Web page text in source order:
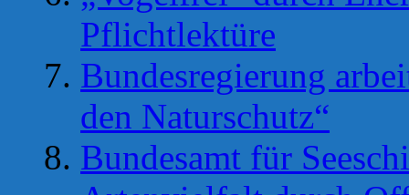
Pflichtlektüre
Bundesregierung
den Naturschutz“
Bundesamt für